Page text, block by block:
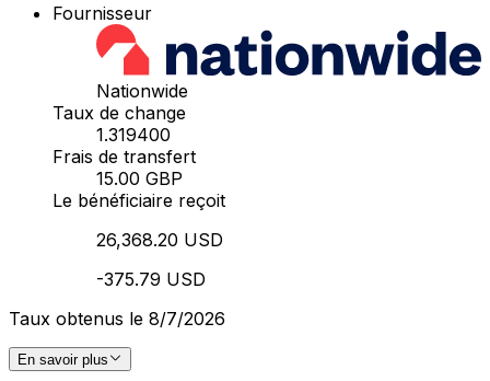
Fournisseur
Nationwide
Taux de change
1.319400
Frais de transfert
15.00 GBP
Le bénéficiaire reçoit
26,368.20 USD
-375.79 USD
Taux obtenus le 8/7/2026
En savoir plus